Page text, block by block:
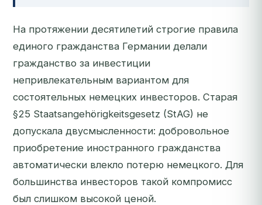
На протяжении десятилетий строгие правила
единого гражданства Германии делали
гражданство за инвестиции
непривлекательным вариантом для
состоятельных немецких инвесторов. Старая
§25 Staatsangehörigkeitsgesetz (StAG) не
допускала двусмысленности: добровольное
приобретение иностранного гражданства
автоматически влекло потерю немецкого. Для
большинства инвесторов такой компромисс
был слишком высокой ценой.